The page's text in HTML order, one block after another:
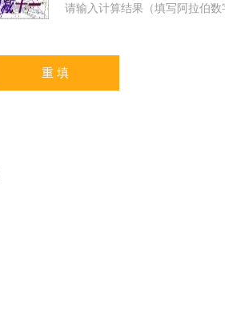
请输入计算结果（填写阿拉伯